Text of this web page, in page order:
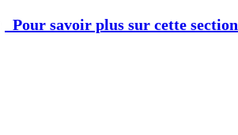
Pour savoir plus sur cette section